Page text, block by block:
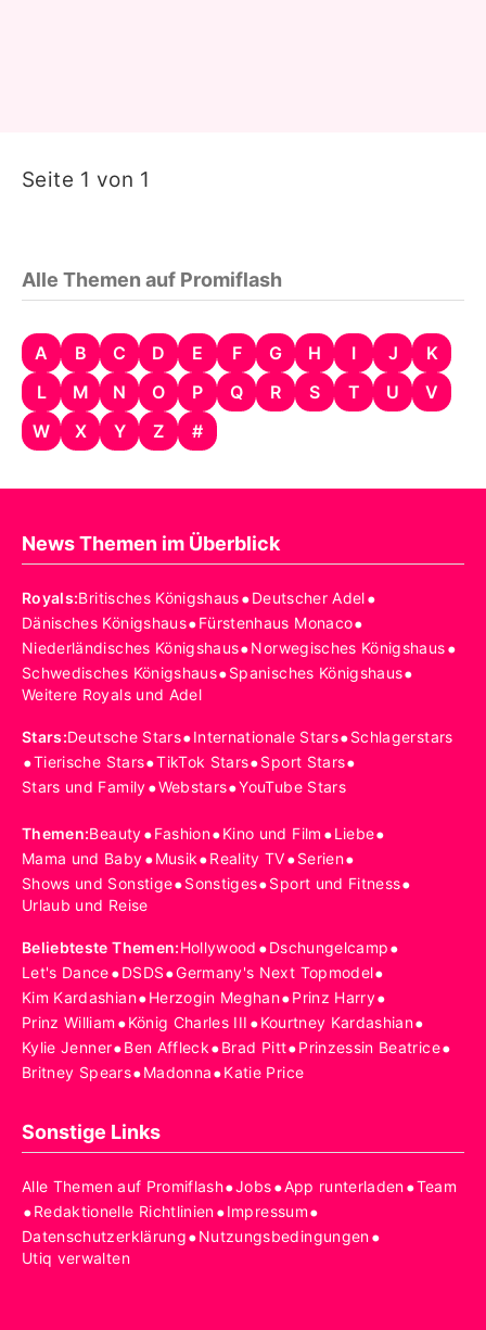
Seite 1 von 1
Alle Themen auf Promiflash
A B C D E F G H I J
K
L
M N O P Q R S T U
V
W
X Y Z #
News Themen im Überblick
Royals:Britisches Königshaus•Deutscher Adel•
Dänisches Königshaus•Fürstenhaus Monaco•
Niederländisches Königshaus•Norwegisches Königshaus•
Schwedisches Königshaus•Spanisches Königshaus•
Weitere Royals und Adel
Stars:Deutsche Stars•Internationale Stars•Schlagerstars
•Tierische Stars•TikTok Stars•Sport Stars•
Stars und Family•Webstars•YouTube Stars
Themen:Beauty•Fashion•Kino und Film •Liebe•
Mama und Baby•Musik•Reality TV•Serien•
Shows und Sonstige•Sonstiges•Sport und Fitness•
Urlaub und Reise
Beliebteste Themen:Hollywood •Dschungelcamp•
Let's Dance•DSDS•Germany's Next Topmodel•
Kim Kardashian•Herzogin Meghan•Prinz Harry•
Prinz William •König Charles III •Kourtney Kardashian•
Kylie Jenner•Ben Affleck•Brad Pitt•Prinzessin Beatrice•
Britney Spears•Madonna•Katie Price
Sonstige Links
Alle Themen auf Promiflash•Jobs•App runterladen•Team
•Redaktionelle Richtlinien•Impressum•
Datenschutzerklärung•Nutzungsbedingungen•
Utiq verwalten